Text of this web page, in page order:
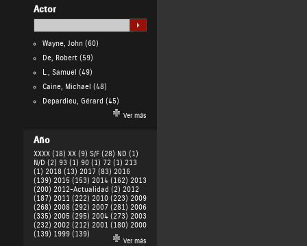
Actor
Wayne, John(60)
De, Robert(59)
L., Samuel (49)
Caine, Michael (48)
Depardieu, Gérard (45)
Ver más
Año
XXXX (18) XX (9) S/F (28) ND (1)
N/D (2) 93 (1) 90 (1) 72 (1) 213
(1) 2018 (13) 2017 (83) 2016
(139) 2015 (153) 2014 (162) 2013
(200) 2012-Actualidad (2) 2012
(187) 2011 (222) 2010 (223) 2009
(268) 2008 (292) 2007 (281) 2006
(335) 2005 (295) 2004 (273) 2003
(232) 2002 (212) 2001 (180) 2000
(139) 1999 (139)
Ver más